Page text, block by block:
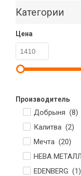
Категории
Цена
Производитель
Добрыня (8)
Калитва (2)
Мечта (20)
НЕВА
EDENBERG (1)